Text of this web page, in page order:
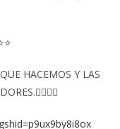
HACEMOS Y LAS